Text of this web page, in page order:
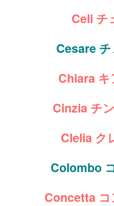
Celi チ
Cesare
Chiara キ
Cinzia チ
Clelia ク
Colombo
Concetta コ